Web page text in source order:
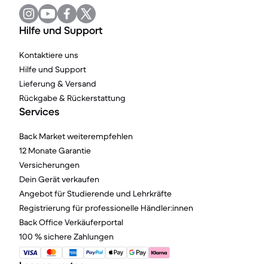
Hilfe und Support
Kontaktiere uns
Hilfe und Support
Lieferung & Versand
Rückgabe & Rückerstattung
Services
Back Market weiterempfehlen
12 Monate Garantie
Versicherungen
Dein Gerät verkaufen
Angebot für Studierende und Lehrkräfte
Registrierung für professionelle Händler:innen
Back Office Verkäuferportal
100 % sichere Zahlungen